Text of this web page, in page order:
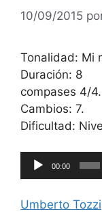
10/09/2015
Tonalidad: Mi
Duración: 8
compases 4/4.
Cambios: 7.
Dificultad:
Reproductor
de
00:00
Umberto Tozzi